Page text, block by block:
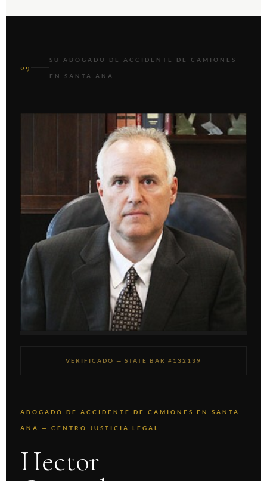
09
SU ABOGADO DE ACCIDENTE DE CAMIONES
EN SANTA ANA
VERIFICADO — STATE BAR #132139
ABOGADO DE ACCIDENTE DE CAMIONES EN SANTA
ANA — CENTRO JUSTICIA LEGAL
Hector